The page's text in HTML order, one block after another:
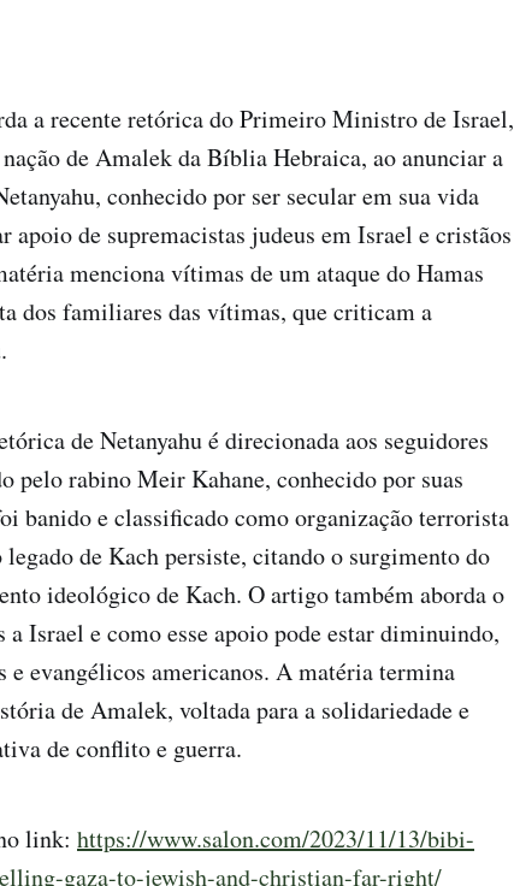
a recente retórica do Primeiro Ministro de Israel,
de Amalek da Bíblia Hebraica, ao anunciar a
conhecido por ser secular em sua vida
apoio de supremacistas judeus em Israel e cristãos
menciona vítimas de um ataque do Hamas
dos familiares das vítimas, que criticam a
de Netanyahu é direcionada aos seguidores
pelo rabino Meir Kahane, conhecido por suas
banido e classificado como organização terrorista
de Kach persiste, citando o surgimento do
ideológico de Kach. O artigo também aborda o
Israel e como esse apoio pode estar diminuindo,
e evangélicos americanos. A matéria termina
de Amalek, voltada para a solidariedade e
de conflito e guerra.
link: https://www.salon.com/2023/11/13/bibi-
gaza-to-jewish-and-christian-far-right/